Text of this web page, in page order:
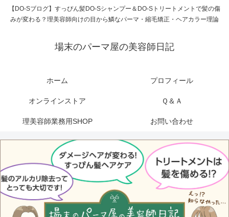
【DO-Sブログ】すっぴん髪DO-Sシャンプー＆DO-Sトリートメントで髪の傷
みが変わる？理美容師向けの目から鱗なパーマ・縮毛矯正・ヘアカラー理論
場末のパーマ屋の美容師日記
ホーム プロフィール
オンラインストア Ｑ＆Ａ
理美容師業務用SHOP お問い合わせ